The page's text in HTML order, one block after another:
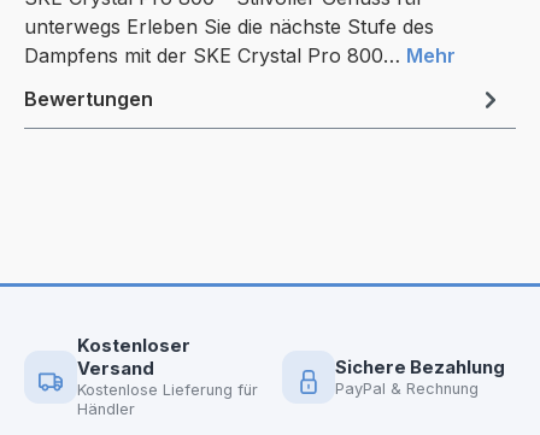
unterwegs Erleben Sie die nächste Stufe des
Dampfens mit der SKE Crystal Pro 800… Mehr
Bewertungen
Kostenloser
Versand
Kostenlose Lieferung für
Händler
Sichere Bezahlung
PayPal & Rechnung